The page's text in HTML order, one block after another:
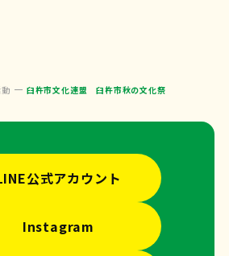
臼杵市文化連盟 臼杵市秋の文化祭
公式アカウント
Instagram